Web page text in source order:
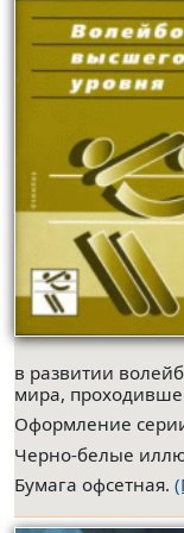
в развитии
мира,
Оформление
Черно-белые
Бумага офсетная.